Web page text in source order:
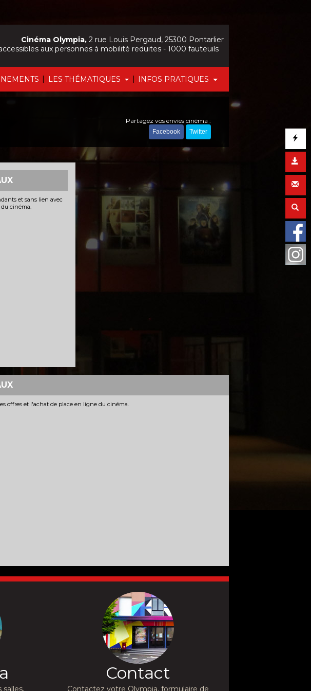
| LES THÉMATIQUES | INFOS PRATIQUES
Cinéma Olympia, 2 rue Louis Pergaud, 25300 Pontarlier
aux personnes à mobilité reduites - 1000 fauteuils
Partagez vos envies cinéma :
Facebook Twitter
et sans lien avec
cinéma.
offres et l'achat de place en ligne du cinéma.
Contact
Contactez votre Olympia, formulaire de